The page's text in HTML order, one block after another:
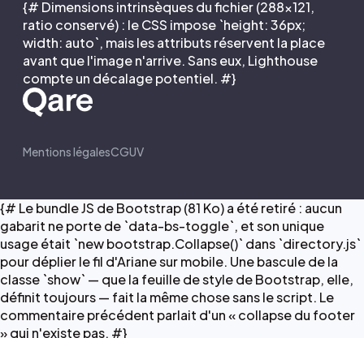
{# Dimensions intrinsèques du fichier (288×121,
ratio conservé) : le CSS impose `height: 36px;
width: auto`, mais les attributs réservent la place
avant que l'image n'arrive. Sans eux, Lighthouse
compte un décalage potentiel. #}
Mentions légalesCGUV
{# Le bundle JS de Bootstrap (81 Ko) a été retiré : aucun
gabarit ne porte de `data-bs-toggle`, et son unique
usage était `new bootstrap.Collapse()` dans `directory.js`
pour déplier le fil d'Ariane sur mobile. Une bascule de la
classe `show` — que la feuille de style de Bootstrap, elle,
définit toujours — fait la même chose sans le script. Le
commentaire précédent parlait d'un « collapse du footer
» qui n'existe pas. #}